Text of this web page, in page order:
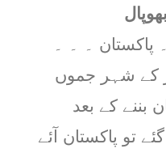
پاکستان ۔ ۔ ۔
کے شہر جموں
بننے کے بعد
تو پاکستان آئے